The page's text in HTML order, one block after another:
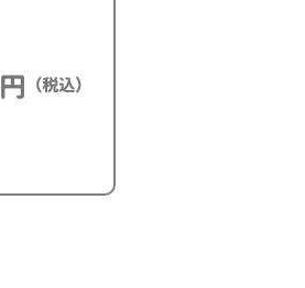
円 （税込）